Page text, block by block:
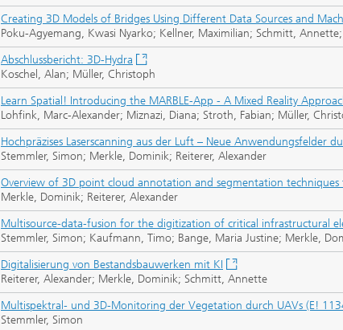
Creating 3D Models of Bridges Using Different Data Sources and
Poku-Agyemang, Kwasi Nyarko; Kellner, Maximilian; Schmitt,
Abschlussbericht: 3D-Hydra
Koschel, Alan; Müller, Christoph
Learn Spatial! Introducing the MARBLE-App - A Mixed Reality
Lohfink, Marc-Alexander; Miznazi, Diana; Stroth, Fabian; Müller,
Hochpräzises Laserscanning aus der Luft – Neue Anwendungsfelder
Stemmler, Simon; Merkle, Dominik; Reiterer, Alexander
Overview of 3D point cloud annotation and segmentation
Merkle, Dominik; Reiterer, Alexander
Multisource-data-fusion for the digitization of critical infrastructural
Stemmler, Simon; Kaufmann, Timo; Bange, Maria Justine; Merkle,
Digitalisierung von Bestandsbauwerken mit KI
Reiterer, Alexander; Merkle, Dominik; Schmitt, Annette
Multispektral- und 3D-Monitoring der Vegetation durch UAVs (E!
Stemmler, Simon